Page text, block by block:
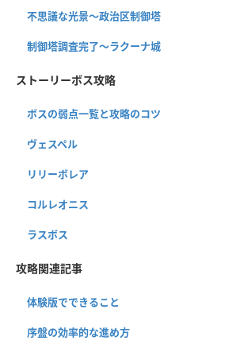
不思議な光景〜政治区制御塔
制御塔調査完了〜ラクーナ城
ストーリーボス攻略
ボスの弱点一覧と攻略のコツ
ヴェスペル
リリーボレア
コルレオニス
ラスボス
攻略関連記事
体験版でできること
序盤の効率的な進め方